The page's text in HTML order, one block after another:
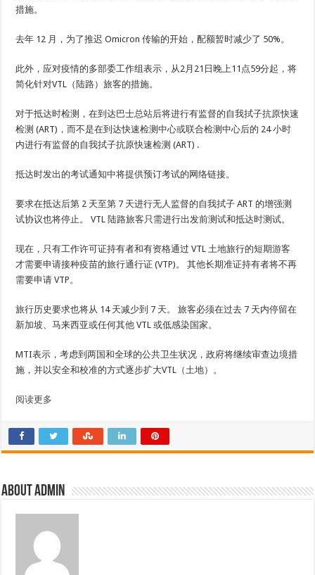
措施。
去年 12 月，为了推迟 Omicron 传输的开始，配额暂时减少了 50%。
此外，应对疫情的多部委工作组表示，从2月21日晚上11点59分起，将
简化针对VTL（陆路）旅客的措施。
对于抵达时检测，在到达巴士总站后将进行有监督的自我拭子抗原快速
检测 (ART)，而不是在到达快速检测中心或联合检测中心后的 24 小时
内进行有监督的自我拭子抗原快速检测 (ART) .
抵达时发出的考试通知中将提供预订考试的网络链接。
要求在抵达后第 2 天至第 7 天进行无人监督的自我拭子 ART 的增强测
试协议也将停止。 VTL 陆路旅客只需进行出发前测试和抵达时测试。
现在，只有工作许可证持有者和有资格通过 VTL 土地旅行的短期游客
才需要申请接种疫苗的旅行通行证 (VTP)。 其他长期准证持有者将不再
需要申请 VTP。
旅行历史要求也将从 14 天减少到 7 天。 旅客必须在过去 7 天内停留在
新加坡、马来西亚或任何其他 VTL 或低感染国家。
MTI表示，考虑到两国和全球的公共卫生状况，政府将继续审查边境措
施，并以安全和校准的方式逐步扩大VTL（土地）。
阅读更多
About admin